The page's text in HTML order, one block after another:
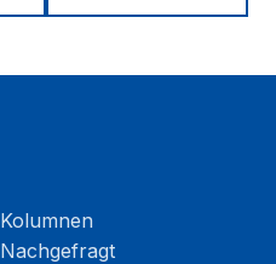
Kolumnen
Nachgefragt